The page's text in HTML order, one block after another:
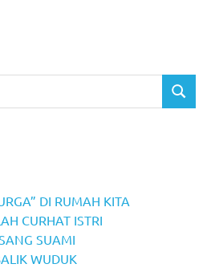
SEARCH
DI RUMAH KITA
CURHAT ISTRI
SUAMI
WUDUK